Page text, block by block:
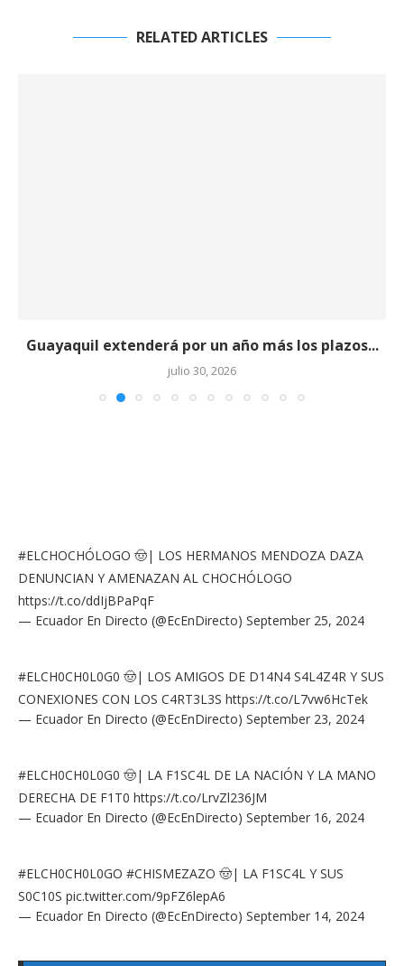
RELATED ARTICLES
Guayaquil extenderá por un año más los plazos...
julio 30, 2026
#ELCHOCHÓLOGO 🤠| LOS HERMANOS MENDOZA DAZA
DENUNCIAN Y AMENAZAN AL CHOCHÓLOGO
https://t.co/ddIjBPaPqF
— Ecuador En Directo (@EcEnDirecto) September 25, 2024
#ELCH0CH0L0G0 🤠| LOS AMIGOS DE D14N4 S4L4Z4R Y SUS
CONEXIONES CON LOS C4RT3L3S https://t.co/L7vw6HcTek
— Ecuador En Directo (@EcEnDirecto) September 23, 2024
#ELCH0CH0L0G0 🤠| LA F1SC4L DE LA NACIÓN Y LA MANO
DERECHA DE F1T0 https://t.co/LrvZl236JM
— Ecuador En Directo (@EcEnDirecto) September 16, 2024
#ELCH0CH0L0GO #CHISMEZAZO 🤠| LA F1SC4L Y SUS
S0C10S pic.twitter.com/9pFZ6lepA6
— Ecuador En Directo (@EcEnDirecto) September 14, 2024